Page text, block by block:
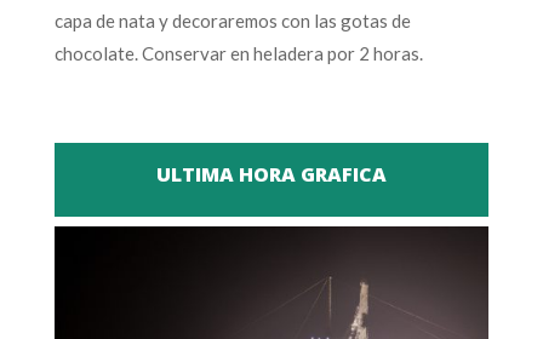
capa de nata y decoraremos con las gotas de
chocolate. Conservar en heladera por 2 horas.
ULTIMA HORA GRAFICA